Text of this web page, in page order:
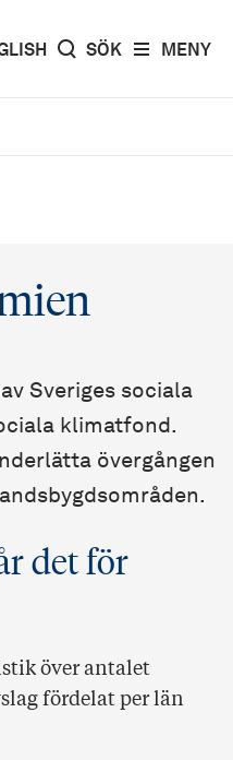
MENY
SÖK
Sveriges sociala
klimatfond.
övergången
det för
över antalet
fördelat per län